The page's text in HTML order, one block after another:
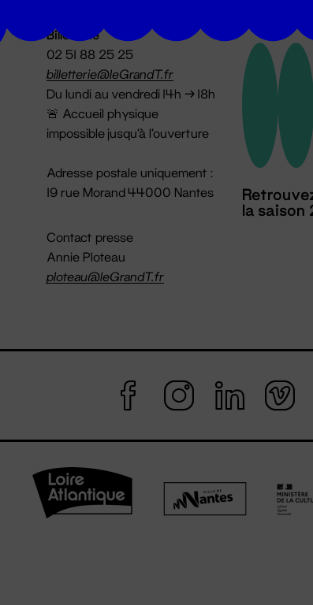
Billetterie
02 51 88 25 25
billetterie@leGrandT.fr
Du lundi au vendredi 14h → 18h
🚨 Accueil physique
impossible jusqu'à l'ouverture
Adresse postale uniquement :
19 rue Morand 44000 Nantes
Contact presse
Annie Ploteau
ploteau@leGrandT.fr
la